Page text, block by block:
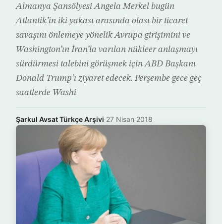
Almanya Şansölyesi Angela Merkel bugün
Atlantik’in iki yakası arasında olası bir ticaret
savaşını önlemeye yönelik Avrupa girişimini ve
Washington’ın İran’la varılan nükleer anlaşmayı
sürdürmesi talebini görüşmek için ABD Başkanı
Donald Trump’ı ziyaret edecek. Perşembe gece geç
saatlerde Washi
Şarkul Avsat Türkçe Arşivi·27 Nisan 2018